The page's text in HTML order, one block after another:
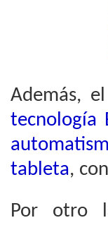
Además, el
tecnología
tableta,
Por otro